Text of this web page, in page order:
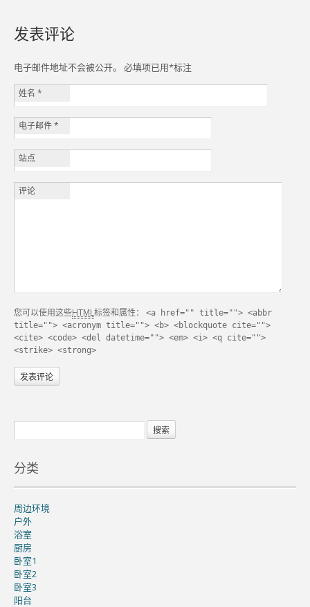
发表评论
电子邮件地址不会被公开。 必填项已用*标注
姓名 *
电子邮件*
站点
评论
您可以使用这些HTML标签和属性：
<a href="" title=""> <abbr
title=""> <acronym title=""> <b> <blockquote cite="">
<cite> <code> <del datetime=""> <em> <i> <q cite="">
<strike> <strong>
分类
周边环境
户外
浴室
厨房
卧室1
卧室2
卧室3
阳台